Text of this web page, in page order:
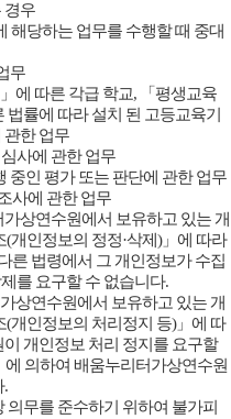
경우
해당하는 업무를 수행할 때 중대
무
에 따른 각급 학교, 「평생교육
률에 따라 설치 된 고등교육기
관한 업무
사에 관한 업무
중인 평가 또는 판단에 관한 업무
사에 관한 업무
상연수원에서 보유하고 있는 개
개인정보의 정정·삭제)」에 따라
른 법령에서 그 개인정보가 수집
를 요구할 수 없습니다.
상연수원에서 보유하고 있는 개
개인정보의 처리정지 등)」에 따
개인정보 처리 정지를 요구할
의하여 배움누리터가상연수원
.
의무를 준수하기 위하여 불가피